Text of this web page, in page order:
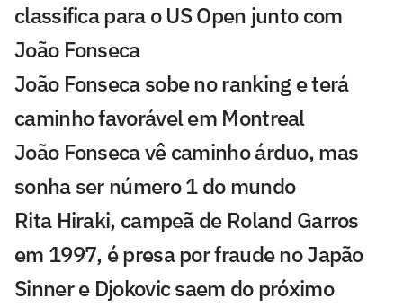
classifica para o US Open junto com
João Fonseca
João Fonseca sobe no ranking e terá
caminho favorável em Montreal
João Fonseca vê caminho árduo, mas
sonha ser número 1 do mundo
Rita Hiraki, campeã de Roland Garros
em 1997, é presa por fraude no Japão
Sinner e Djokovic saem do próximo